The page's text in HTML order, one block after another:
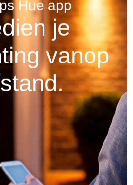
Hue app
je
vanop